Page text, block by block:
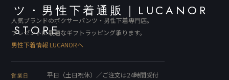
人気ブランドのボクサーパンツ・男性下着専門店。
プレゼントに最適なギフトラッピング承ります。
男性下着情報 LUCANORへ
営業日 平日（土日祝休）／ご注文は24時間受付